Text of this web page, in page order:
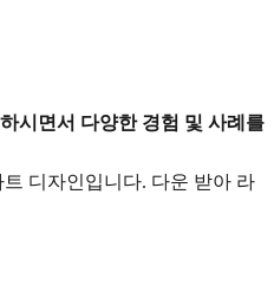
시면서 다양한 경험 및 사례를
디자인입니다. 다운 받아 라